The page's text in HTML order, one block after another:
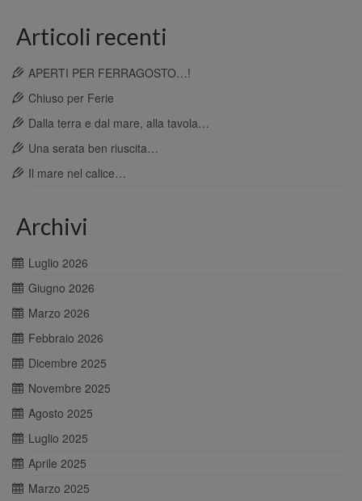
Articoli recenti
APERTI PER FERRAGOSTO…!
Chiuso per Ferie
Dalla terra e dal mare, alla tavola…
Una serata ben riuscita…
Il mare nel calice…
Archivi
Luglio 2026
Giugno 2026
Marzo 2026
Febbraio 2026
Dicembre 2025
Novembre 2025
Agosto 2025
Luglio 2025
Aprile 2025
Marzo 2025